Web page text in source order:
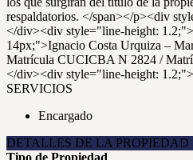
respaldatorios. </span></p><div
</div><div style="line-height:
14px;">Ignacio Costa Urquiza –
Matrícula CUCICBA N 2824 /
</div><div style="line-height:
SERVICIOS
Encargado
DETALLES DE LA PROPIEDAD
Tipo de Propiedad